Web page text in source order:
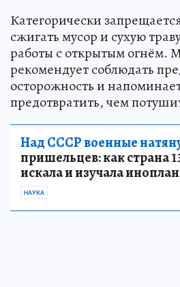
Категорически
сжигать мусор и сухую
работы с открытым огнём.
рекомендует соблюдать
осторожность и
предотвратить, чем
Над СССР военные
пришельцев: как страна
искала и изучала
НАУКА